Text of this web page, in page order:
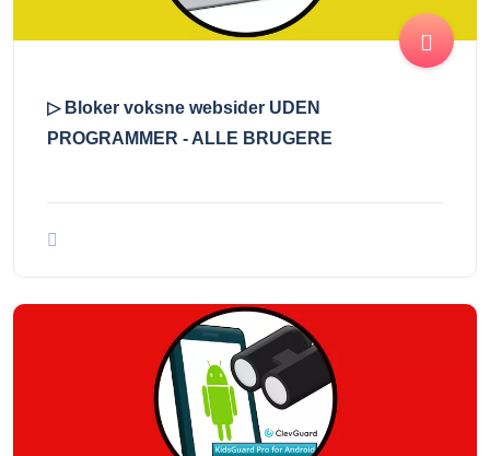
▷ Bloker voksne websider UDEN
PROGRAMMER - ALLE BRUGERE